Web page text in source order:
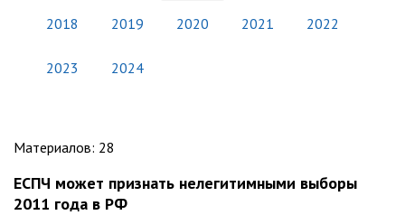
2018 2019 2020 2021 2022
2023 2024
Материалов: 28
ЕСПЧ может признать нелегитимными выборы
2011 года в РФ